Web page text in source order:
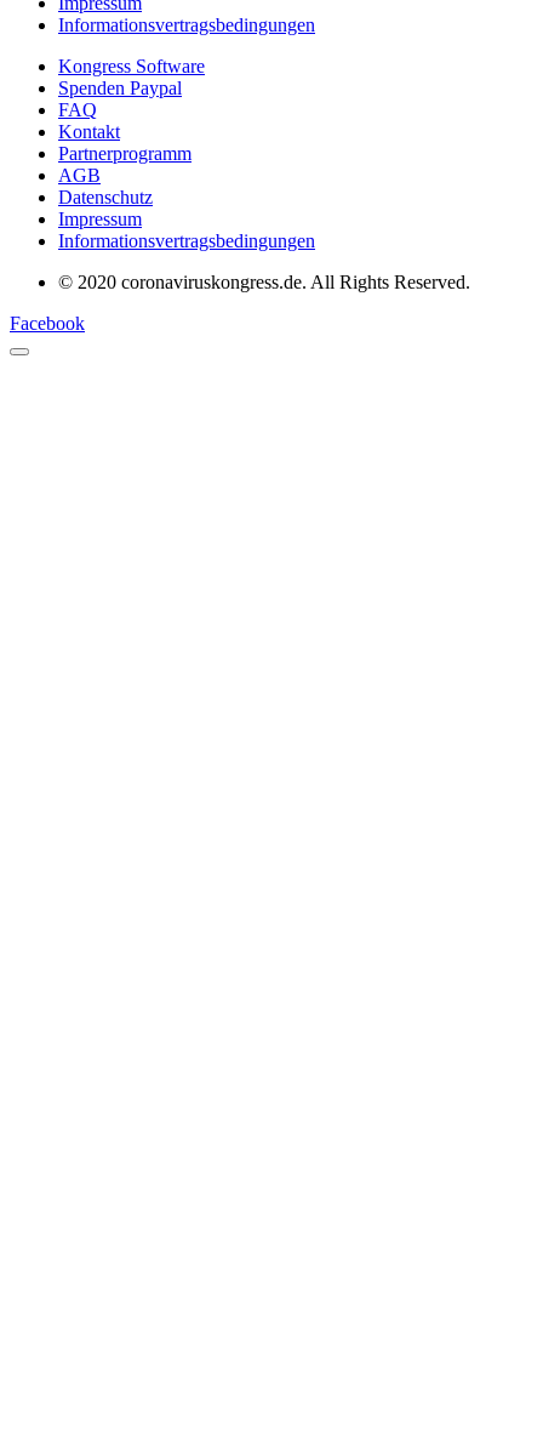
Informationsvertragsbedingungen
Kongress Software
Spenden Paypal
FAQ
Kontakt
Partnerprogramm
AGB
Datenschutz
Impressum
Informationsvertragsbedingungen
© 2020 coronaviruskongress.de. All Rights Reserved.
Facebook